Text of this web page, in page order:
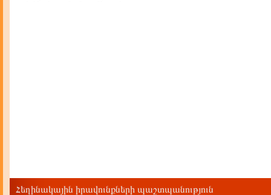
Հեղինակային իրավունքների պաշտպանություն